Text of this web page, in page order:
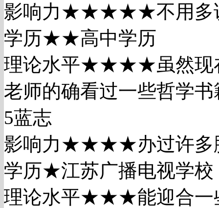
影响力★★★★★不用多
学历★★高中学历
理论水平★★★★虽然现
老师的确看过一些哲学
5蓝志
影响力★★★★办过许多
学历★江苏广播电视学校
理论水平★★★能迎合一